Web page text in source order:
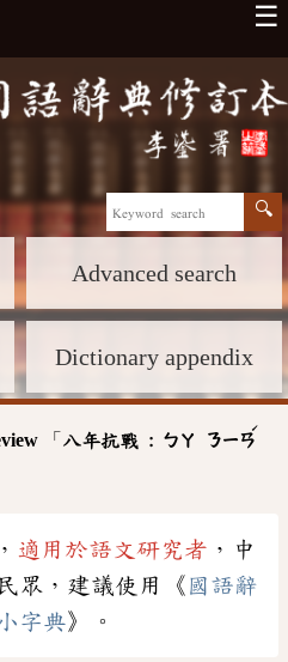
☰
Advanced search
Dictionary appendix
「 八年抗戰 : ㄅㄚ ㄋㄧㄢ
ˊ
適用於語文研究者 ，中
眾，建議使用《 國語辭
字典》。